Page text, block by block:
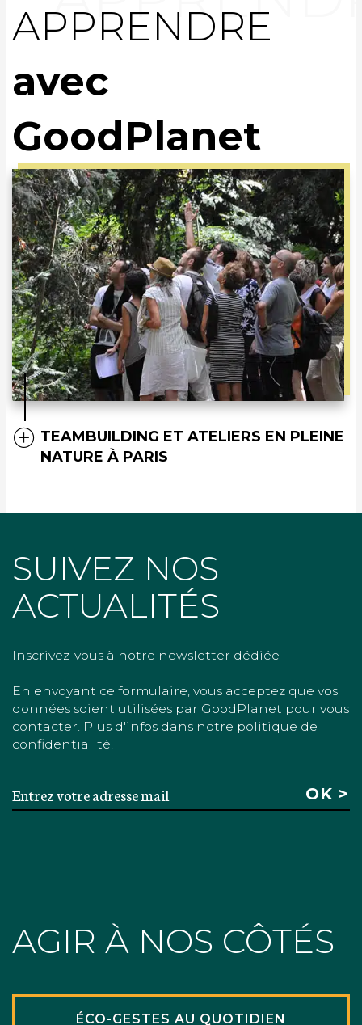
APPRENDRE
avec
GoodPlanet
TEAMBUILDING ET ATELIERS EN PLEINE
NATURE À PARIS
SUIVEZ NOS
ACTUALITÉS
Inscrivez-vous à notre newsletter dédiée
En envoyant ce formulaire, vous acceptez que vos
données soient utilisées par GoodPlanet pour vous
contacter. Plus d'infos dans notre politique de
confidentialité.
AGIR À NOS CÔTÉS
ÉCO-GESTES AU QUOTIDIEN